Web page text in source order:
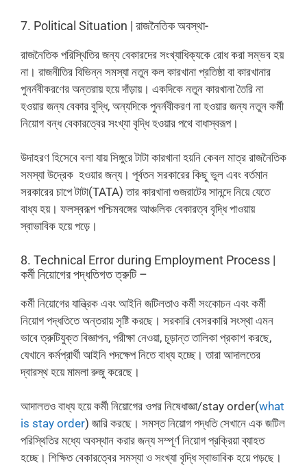
7. Political Situation | রাজনৈতিক অবস্থা-
রাজনৈতিক পরিস্থিতির জন্য বেকারদের সংখ্যাধিক্যকে রোধ করা সম্ভব হয়
না। রাজনীতির বিভিন্ন সমস্যা নতুন কল কারখানা প্রতিষ্ঠা বা কারখানার
পুনর্নবীকরণের অন্তরায় হয়ে দাঁড়ায়। একদিকে নতুন কারখানা তৈরি না
হওয়ার জন্য বেকার বুদ্ধি, অন্যদিকে পুনর্নবীকরণ না হওয়ার জন্য নতুন কর্মী
নিয়োগ বন্ধ বেকারত্বের সংখ্যা বৃদ্ধি হওয়ার পথে বাধাস্বরূপ।
উদাহরণ হিসেবে বলা যায় সিঙ্গুরে টাটা কারখানা হয়নি কেবল মাত্র রাজনৈতিক
সমস্যা উদ্রেক হওয়ার জন্য। পূর্বতন সরকারের কিছু ভুল এবং বর্তমান
সরকারের চাপে টাটা(TATA) তার কারখানা গুজরাটের সানন্দে নিয়ে যেতে
বাধ্য হয়। ফলস্বরূপ পশ্চিমবঙ্গের আঞ্চলিক বেকারত্ব বৃদ্ধি পাওয়ায়
স্বাভাবিক হয়ে পড়ে।
8. Technical Error during Employment Process |
কর্মী নিয়োগের পদ্ধতিগত ত্রুটি –
কর্মী নিয়োগের যান্ত্রিক এবং আইনি জটিলতাও কর্মী সংকোচন এবং কর্মী
নিয়োগ পদ্ধতিতে অন্তরায় সৃষ্টি করছে। সরকারি বেসরকারি সংস্থা এমন
ভাবে ত্রুটিযুক্ত বিজ্ঞাপন, পরীক্ষা নেওয়া, চূড়ান্ত তালিকা প্রকাশ করছে,
যেখানে কর্মপ্রার্থী আইনি পদক্ষেপ নিতে বাধ্য হচ্ছে। তারা আদালতের
দ্বারস্থ হয়ে মামলা রুজু করেছে।
আদালতও বাধ্য হয়ে কর্মী নিয়োগের ওপর নিষেধাজ্ঞা/stay order(what
is stay order) জারি করছে। সমস্ত নিয়োগ পদ্ধতি সেখানে এক জটিল
পরিস্থিতির মধ্যে অবস্থান করার জন্য সম্পূর্ণ নিয়োগ প্রক্রিয়া ব্যাহত
হচ্ছে। শিক্ষিত বেকারত্বের সমস্যা ও সংখ্যা বৃদ্ধি স্বাভাবিক হয়ে পড়ছে।